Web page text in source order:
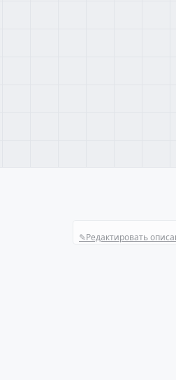
✎Редактировать